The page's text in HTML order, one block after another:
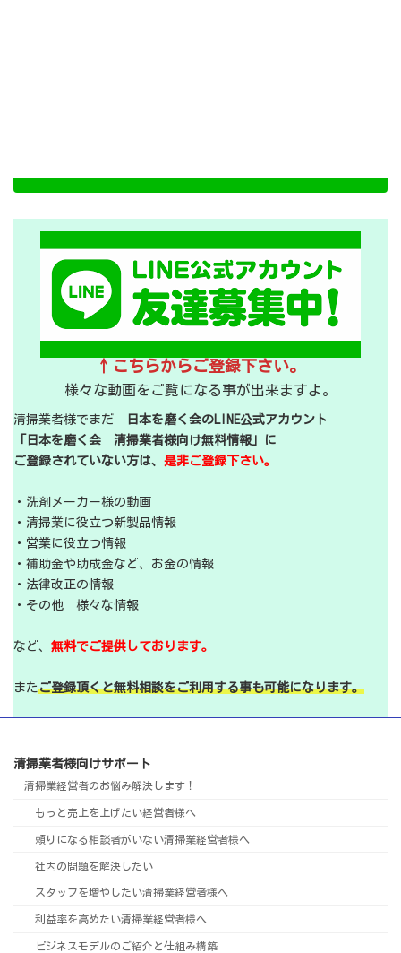
↑こちらからご登録下さい。
様々な動画をご覧になる事が出来ますよ。
清掃業者様でまだ
日本を磨く会のLINE公式アカウント
「日本を磨く会 清掃業者様向け無料情報」に
ご登録されていない方は、 是非ご登録下さい。
・洗剤メーカー様の動画
・清掃業に役立つ新製品情報
・営業に役立つ情報
・補助金や助成金など、お金の情報
・法律改正の情報
・その他 様々な情報
など、 無料でご提供しております。
またご登録頂くと無料相談をご利用する事も可能になります。
清掃業者様向けサポート
清掃業経営者のお悩み解決します！
もっと売上を上げたい経営者様へ
頼りになる相談者がいない清掃業経営者様へ
社内の問題を解決したい
スタッフを増やしたい清掃業経営者様へ
利益率を高めたい清掃業経営者様へ
ビジネスモデルのご紹介と仕組み構築